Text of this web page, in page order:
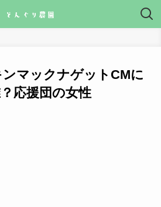
マックナゲットCMに
応援団の女性